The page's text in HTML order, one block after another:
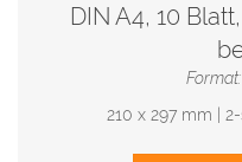
DIN A4, 10
210 x 297 mm |